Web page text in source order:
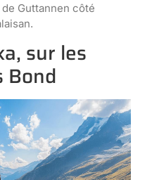
Guttannen côté
sur les
Bond